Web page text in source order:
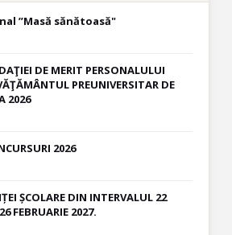
”Masă sănătoasă"
DE MERIT PERSONALULUI
PREUNIVERSITAR DE
2026
2026
ȘCOLARE DIN INTERVALUL 22
FEBRUARIE 2027.